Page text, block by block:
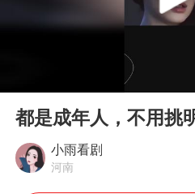
弹药库
Play
都是成年人，不用挑
小雨看剧
河南